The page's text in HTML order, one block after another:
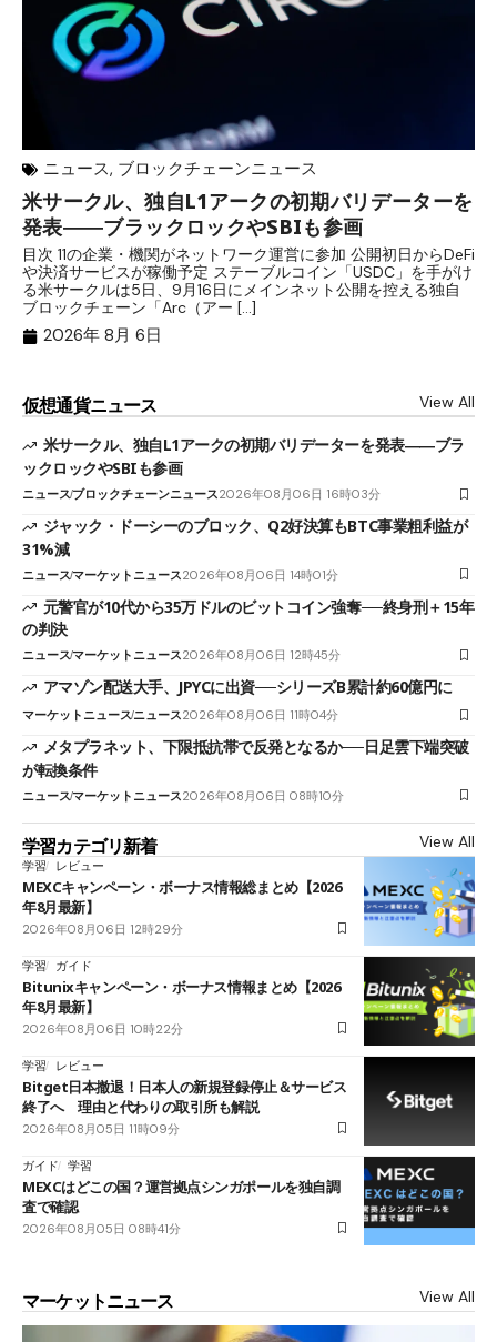
ニュース, ブロックチェーンニュース
米サークル、独自L1アークの初期バリデーターを
発表――ブラックロックやSBIも参画
目次 11の企業・機関がネットワーク運営に参加 公開初日からDeFi
や決済サービスが稼働予定 ステーブルコイン「USDC」を手がけ
る米サークルは5日、9月16日にメインネット公開を控える独自
ブロックチェーン「Arc（アー […]
2026年 8月 6日
仮想通貨ニュース View All
米サークル、独自L1アークの初期バリデーターを発表――ブラ
ックロックやSBIも参画
ニュースブロックチェーンニュース2026年08月06日 16時03分
ジャック・ドーシーのブロック、Q2好決算もBTC事業粗利益が
31%減
ニュースマーケットニュース2026年08月06日 14時01分
元警官が10代から35万ドルのビットコイン強奪──終身刑＋15年
の判決
ニュースマーケットニュース2026年08月06日 12時45分
アマゾン配送大手、JPYCに出資──シリーズB累計約60億円に
マーケットニュースニュース2026年08月06日 11時04分
メタプラネット、下限抵抗帯で反発となるか──日足雲下端突破
が転換条件
ニュースマーケットニュース2026年08月06日 08時10分
学習カテゴリ新着 View All
学習 レビュー
MEXCキャンペーン・ボーナス情報総まとめ【2026
年8月最新】
2026年08月06日 12時29分
学習 ガイド
Bitunixキャンペーン・ボーナス情報まとめ【2026
年8月最新】
2026年08月06日 10時22分
学習 レビュー
Bitget日本撤退！日本人の新規登録停止＆サービス
終了へ 理由と代わりの取引所も解説
2026年08月05日 11時09分
ガイド 学習
MEXCはどこの国？運営拠点シンガポールを独自調
査で確認
2026年08月05日 08時41分
マーケットニュース View All